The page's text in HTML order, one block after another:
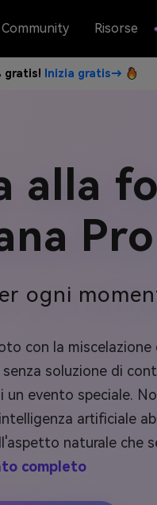
Community Risorse
gratis! Inizia gratis→
alla
Pro
ogni
con la
soluzione di
evento speciale.
artificiale
naturale che
completo